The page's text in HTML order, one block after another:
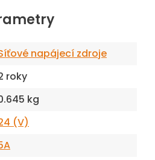
napájecí zdroje
roky
kg
(V)